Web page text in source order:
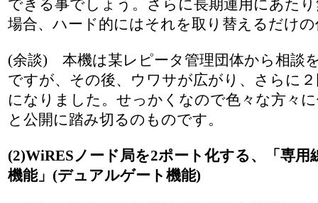
できる事でしょう。さらに長期運用にあた
場合、ハード的にはそれを取り替えるだけ
(余談) 本機は某レピータ管理団体から相談
ですが、その後、ウワサが広がり、さらに
になりました。せっかくなので色々な方々
と公開に踏み切るのものです。
(2)WiRESノード局を2ポート化する、「専用
機能」(デュアルゲート機能)